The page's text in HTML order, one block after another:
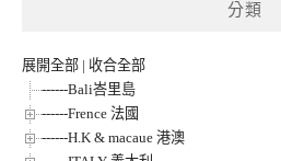
分類
展開全部 | 收合全部
------Bali峇里島
------Frence 法國
------H.K & macaue 港澳